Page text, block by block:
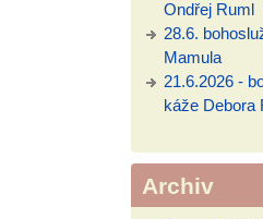
Ondřej Ruml
28.6.
Mamula
21.6.2026 -
káže Debora
Archiv